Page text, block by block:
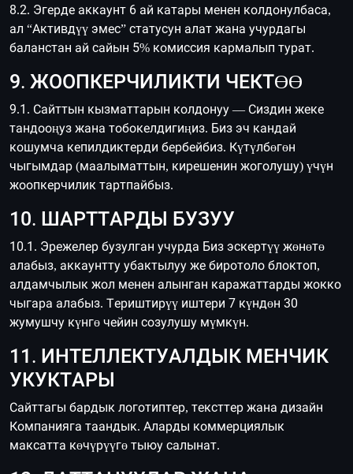
8.2. Эгерде аккаунт 6 ай катары менен колдонулбаса,
ал “Активдүү эмес” статусун алат жана учурдагы
баланстан ай сайын 5% комиссия кармалып турат.
9. ЖООПКЕРЧИЛИКТИ ЧЕКТӨӨ
9.1. Сайттын кызматтарын колдонуу — Сиздин жеке
тандооңуз жана тобокелдигиңиз. Биз эч кандай
кошумча кепилдиктерди бербейбиз. Күтүлбөгөн
чыгымдар (маалыматтын, кирешенин жоголушу) үчүн
жоопкерчилик тартпайбыз.
10. ШАРТТАРДЫ БУЗУУ
10.1. Эрежелер бузулган учурда Биз эскертүү жөнөтө
алабыз, аккаунтту убактылуу же биротоло блоктоп,
алдамчылык жол менен алынган каражаттарды жокко
чыгара алабыз. Териштирүү иштери 7 күндөн 30
жумушчу күнгө чейин созулушу мүмкүн.
11. ИНТЕЛЛЕКТУАЛДЫК МЕНЧИК
УКУКТАРЫ
Сайттагы бардык логотиптер, тексттер жана дизайн
Компанияга таандык. Аларды коммерциялык
максатта көчүрүүгө тыюу салынат.